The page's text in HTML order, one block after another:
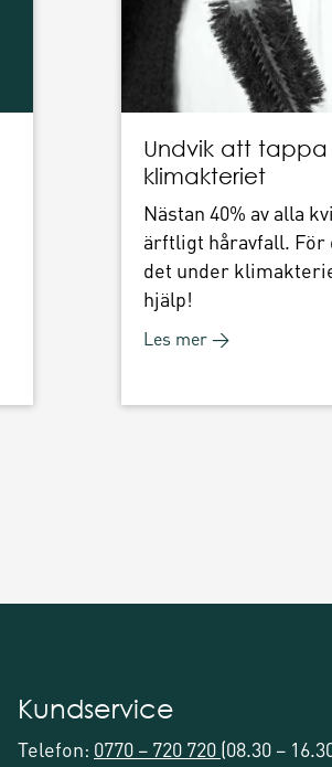
Undvik att tappa
klimakteriet
Nästan 40% av alla
ärftligt håravfall.
det under
hjälp!
Les mer →
Kundservice
Telefon: 0770 – 720 720 (08.30 –